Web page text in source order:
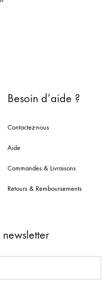
Besoin d’aide ?
Contactez-nous
Aide
Commandes & Livraisons
Retours & Remboursements